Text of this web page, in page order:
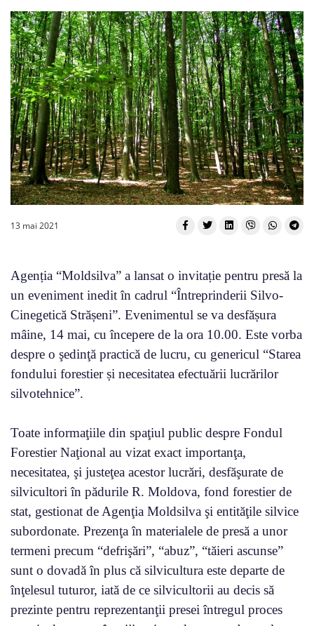
13 mai 2021
Agenția “Moldsilva” a lansat o invitație pentru presă la
un eveniment inedit în cadrul “Întreprinderii Silvo-
Cinegetică Strășeni”. Evenimentul se va desfășura
mâine, 14 mai, cu începere de la ora 10.00. Este vorba
despre o şedinţă practică de lucru, cu genericul “Starea
fondului forestier și necesitatea efectuării lucrărilor
silvotehnice”.
Toate informaţiile din spaţiul public despre Fondul
Forestier Naţional au vizat exact importanţa,
necesitatea, şi justeţea acestor lucrări, desfăşurate de
silvicultori în pădurile R. Moldova, fond forestier de
stat, gestionat de Agenţia Moldsilva şi entităţile silvice
subordonate. Prezenţa în materialele de presă a unor
termeni precum “defrişări”, “abuz”, “tăieri ascunse”
sunt o dovadă în plus că silvicultura este departe de
înţelesul tuturor, iată de ce silvicultorii au decis să
prezinte pentru reprezentanţii presei întregul proces